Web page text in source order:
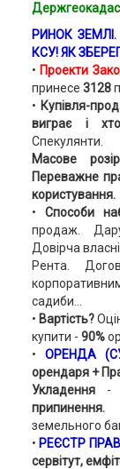
РИНОК ЗЕМЛІ.
КСУ! ЯК
• Проекти
принесе 3128
• Купівля-
виграє і
Спекулянти.
Масове
Переважне
користування.
•Способи
продаж.
Довірча
Рента.
садиби...
• Вартість?
купити - 90%
• ОРЕНДА
орендаря +
Укладення-
припинення.
земельного
• РЕЄСТР
сервітут,